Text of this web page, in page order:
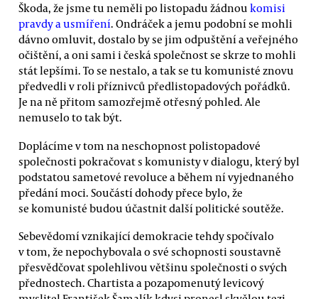
Škoda, že jsme tu neměli po listopadu žádnou komisi
pravdy a usmíření. Ondráček a jemu podobní se mohli
dávno omluvit, dostalo by se jim odpuštění a veřejného
očištění, a oni sami i česká společnost se skrze to mohli
stát lepšími. To se nestalo, a tak se tu komunisté znovu
předvedli v roli příznivců předlistopadových pořádků.
Je na ně přitom samozřejmě otřesný pohled. Ale
nemuselo to tak být.
Doplácíme v tom na neschopnost polistopadové
společnosti pokračovat s komunisty v dialogu, který byl
podstatou sametové revoluce a během ní vyjednaného
předání moci. Součástí dohody přece bylo, že
se komunisté budou účastnit další politické soutěže.
Sebevědomí vznikající demokracie tehdy spočívalo
v tom, že nepochybovala o své schopnosti soustavně
přesvědčovat spolehlivou většinu společnosti o svých
přednostech. Chartista a pozapomenutý levicový